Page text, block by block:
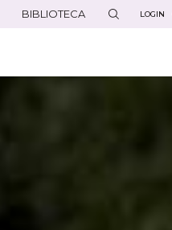
BIBLIOTECA LOGIN